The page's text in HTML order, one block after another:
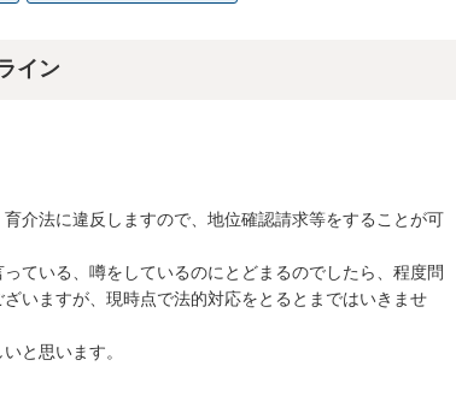
イン
介法に違反しますので、地位確認請求等をすることが可
ている、噂をしているのにとどまるのでしたら、程度問
いますが、現時点で法的対応をとるとまではいきませ
と思います。